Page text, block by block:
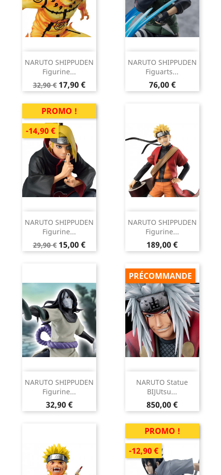
NARUTO SHIPPUDEN
Figurine...
Prix
de
base
32,90 € Prix
17,90 €
NARUTO SHIPPUDEN
Figuarts...
Prix
76,00 €
NARUTO SHIPPUDEN
Figurine...
Prix
de
29,90 € Prix
15,00 €
PROMO !
-14,90 €
NARUTO SHIPPUDEN
Figurine...
Prix
189,00 €
NARUTO SHIPPUDEN
Figurine...
Prix
32,90 €
NARUTO Statue
BIJUtsu...
Prix
850,00 €
PRÉCOMMANDE
PROMO !
-12,90 €